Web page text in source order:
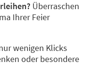
Überraschen
Ihrer Feier
wenigen Klicks
oder besondere